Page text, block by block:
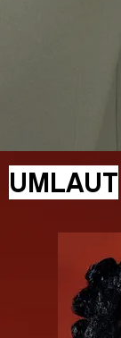
UMLAUT